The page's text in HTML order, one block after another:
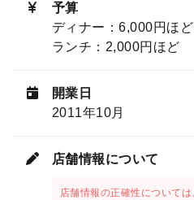
予算
ディナー：6,000円ほど
ランチ：2,000円ほど
開業日
2011年10月
店舗情報について
店舗情報の正確性について